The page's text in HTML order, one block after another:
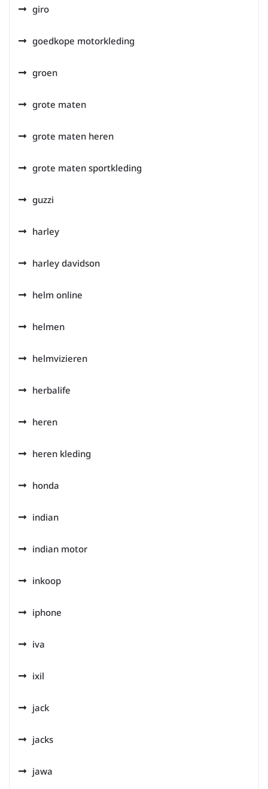
giro
goedkope motorkleding
groen
grote maten
grote maten heren
grote maten sportkleding
guzzi
harley
harley davidson
helm online
helmen
helmvizieren
herbalife
heren
heren kleding
honda
indian
indian motor
inkoop
iphone
iva
ixil
jack
jacks
jawa